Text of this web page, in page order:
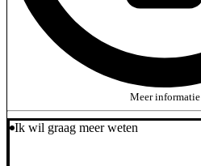
Meer informatie
Ik wil graag meer weten